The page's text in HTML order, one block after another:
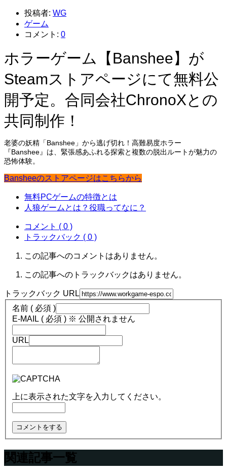
投稿者: WG
ゲーム
コメント: 0
ホラーゲーム【Banshee】が
Steamストアページにて無料公
開予定。合同会社ChronoXとの
共同制作！
老婆の妖精「Banshee」から逃げ切れ！高難易度ホラー
『Banshee』は、緊張感あふれる探索と複数の脱出ルートが魅力の
恐怖体験。
Bansheeのストアページはこちらから
無料PCゲームの特徴とは
人狼ゲームとは？役職ってなに？
コメント ( 0 )
トラックバック ( 0 )
この記事へのコメントはありません。
この記事へのトラックバックはありません。
トラックバック URL
名前 ( 必須 )
E-MAIL ( 必須 ) ※ 公開されません
URL
上に表示された文字を入力してください。
関連記事一覧